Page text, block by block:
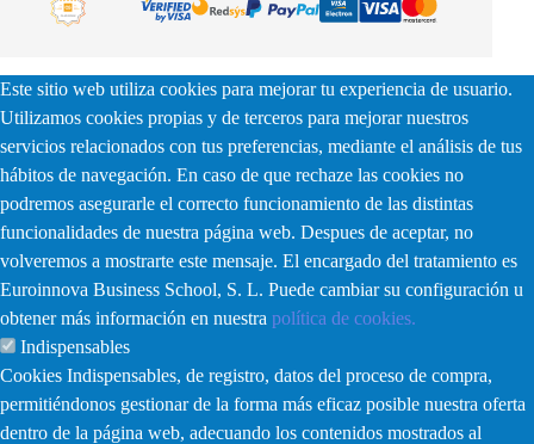
Este sitio web utiliza cookies para mejorar tu experiencia de usuario.
Utilizamos cookies propias y de terceros para mejorar nuestros
servicios relacionados con tus preferencias, mediante el análisis de tus
hábitos de navegación. En caso de que rechaze las cookies no
podremos asegurarle el correcto funcionamiento de las distintas
funcionalidades de nuestra página web. Despues de aceptar, no
volveremos a mostrarte este mensaje. El encargado del tratamiento es
Euroinnova Business School, S. L. Puede cambiar su configuración u
obtener más información en nuestra política de cookies.
Indispensables
Cookies Indispensables, de registro, datos del proceso de compra,
permitiéndonos gestionar de la forma más eficaz posible nuestra oferta
dentro de la página web, adecuando los contenidos mostrados al